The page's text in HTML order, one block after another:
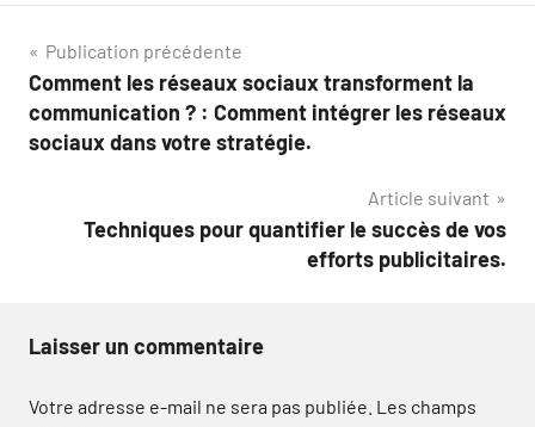
Navigation
de
l’article
Publication précédente
Comment les réseaux sociaux transforment la
communication ? : Comment intégrer les réseaux
sociaux dans votre stratégie.
Article suivant
Techniques pour quantifier le succès de vos
efforts publicitaires.
Laisser un commentaire
Votre adresse e-mail ne sera pas publiée. Les champs